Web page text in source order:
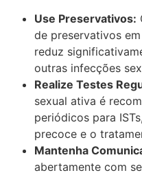
Use Preservativos:
de preservativos
reduz
outras infecções
Realize Testes
sexual ativa é
periódicos para
precoce e o
Mantenha
abertamente com